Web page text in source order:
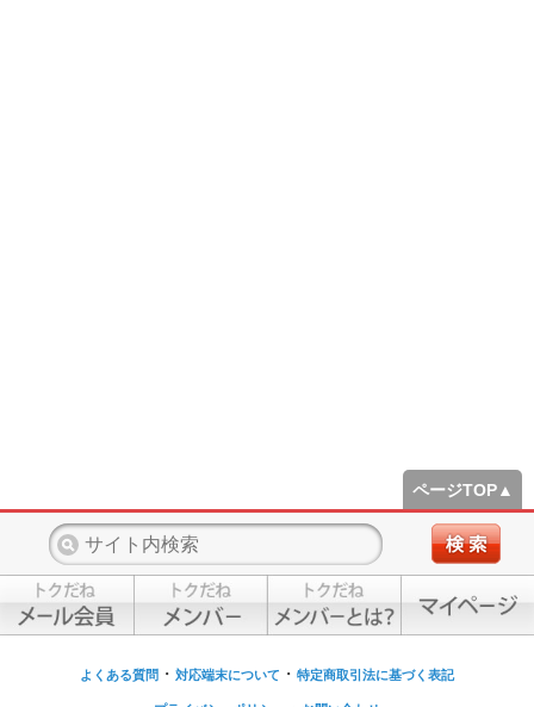
ページTOP▲
よくある質問 ・ 対応端末について ・ 特定商取引法に基づく表記